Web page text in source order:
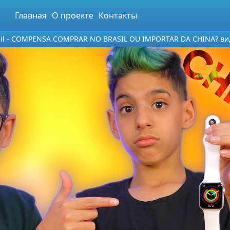
Главная О проекте Контакты
COMPENSA COMPRAR NO BRASIL OU IMPORTAR DA CHINA?